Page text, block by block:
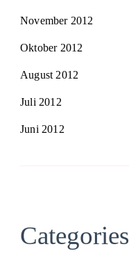
November 2012
Oktober 2012
August 2012
Juli 2012
Juni 2012
Categories